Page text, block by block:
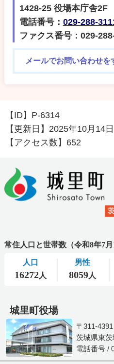
1428-25 役場本庁舎2F
電話番号： 029-288-
ファクス番号：029-
メールでお問い合わせを
【ID】 P-6314
【更新日】 2025年10月14日
【アクセス数】 652
城里町役場
〒311-4391
茨城県東
電話番号 /